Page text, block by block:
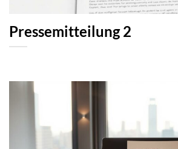
Pressemitteilung 2